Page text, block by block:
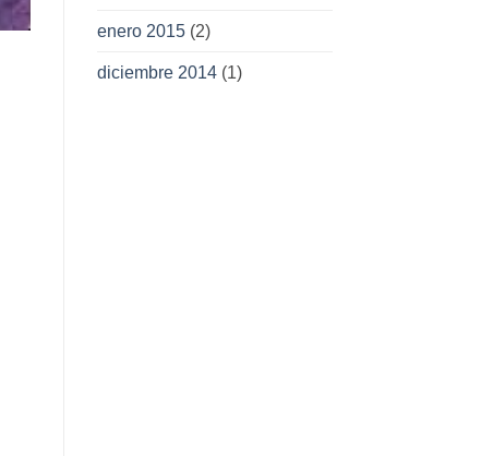
enero 2015(2)
diciembre 2014(1)